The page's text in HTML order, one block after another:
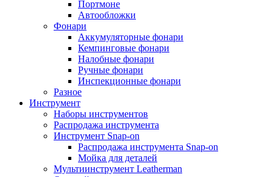
Портмоне
Автообложки
Фонари
Аккумуляторные фонари
Кемпинговые фонари
Налобные фонари
Ручные фонари
Инспекционные фонари
Разное
Инструмент
Наборы инструментов
Распродажа инструмента
Инструмент Snap-on
Распродажа инструмента Snap-on
Мойка для деталей
Мультиинструмент Leatherman